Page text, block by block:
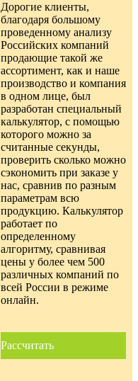
Дорогие клиенты,
благодаря большому
проведенному анализу
Российских компаний
продающие такой же
ассортимент, как и наше
производство и компания
в одном лице, был
разработан специальный
калькулятор, с помощью
которого можно за
считанные секунды,
проверить сколько можно
сэкономить при заказе у
нас, сравнив по разным
параметрам всю
продукцию. Калькулятор
работает по
определенному
алгоритму, сравнивая
цены у более чем 500
различных компаний по
всей России в режиме
онлайн.
Рассчитать